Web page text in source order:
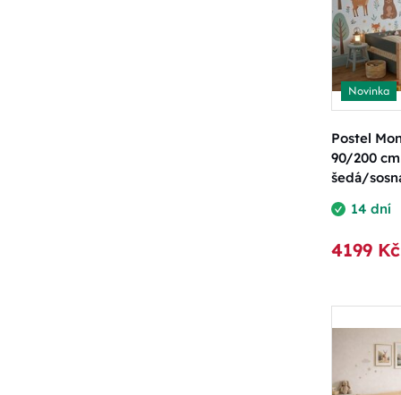
Novinka
Postel
90/200
šedá/
14 dní
4199 Kč